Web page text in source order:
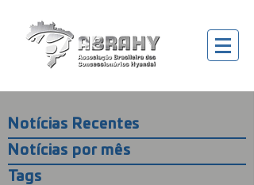
Notícias Recentes
Notícias por mês
Tags